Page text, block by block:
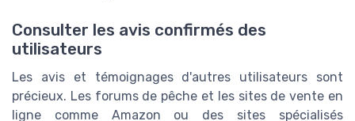
Consulter les avis confirmés des
utilisateurs
Les avis et témoignages d'autres utilisateurs sont
précieux. Les forums de pêche et les sites de vente en
ligne comme Amazon ou des sites spécialisés